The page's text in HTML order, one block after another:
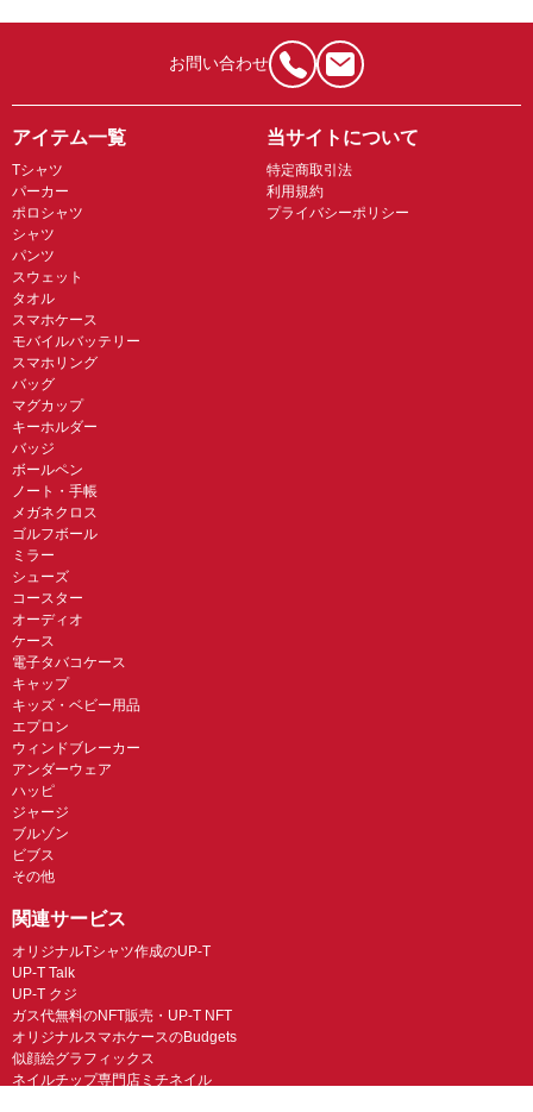
お問い合わせ
アイテム一覧
Tシャツ
パーカー
ポロシャツ
シャツ
パンツ
スウェット
タオル
スマホケース
モバイルバッテリー
スマホリング
バッグ
マグカップ
キーホルダー
バッジ
ボールペン
ノート・手帳
メガネクロス
ゴルフボール
ミラー
シューズ
コースター
オーディオ
ケース
電子タバコケース
キャップ
キッズ・ベビー用品
エプロン
ウィンドブレーカー
アンダーウェア
ハッピ
ジャージ
ブルゾン
ビブス
その他
当サイトについて
特定商取引法
利用規約
プライバシーポリシー
関連サービス
オリジナルTシャツ作成のUP-T
UP-T Talk
UP-T クジ
ガス代無料のNFT販売・UP-T NFT
オリジナルスマホケースのBudgets
似顔絵グラフィックス
ネイルチップ専門店ミチネイル